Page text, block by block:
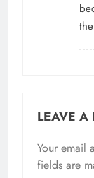
LEAVE A
Your email
fields are